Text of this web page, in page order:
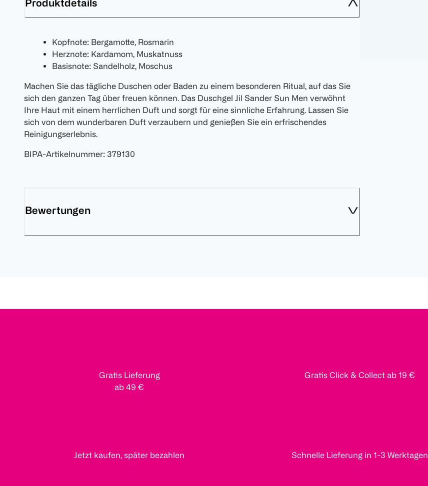
Produktdetails
Kopfnote: Bergamotte, Rosmarin
Herznote: Kardamom, Muskatnuss
Basisnote: Sandelholz, Moschus
Machen Sie das tägliche Duschen oder Baden zu einem besonderen Ritual, auf das Sie
sich den ganzen Tag über freuen können. Das Duschgel Jil Sander Sun Men verwöhnt
Ihre Haut mit einem herrlichen Duft und sorgt für eine sinnliche Erfahrung. Lassen Sie
sich von dem wunderbaren Duft verzaubern und genießen Sie ein erfrischendes
Reinigungserlebnis.
BIPA-Artikelnummer: 379130
Bewertungen
Gratis Lieferung
ab 49 €
Gratis Click & Collect ab 19 €
Jetzt kaufen, später bezahlen Schnelle Lieferung in 1-3 Werktagen